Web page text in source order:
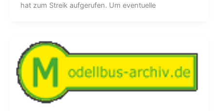
hat zum Streik aufgerufen. Um eventuelle